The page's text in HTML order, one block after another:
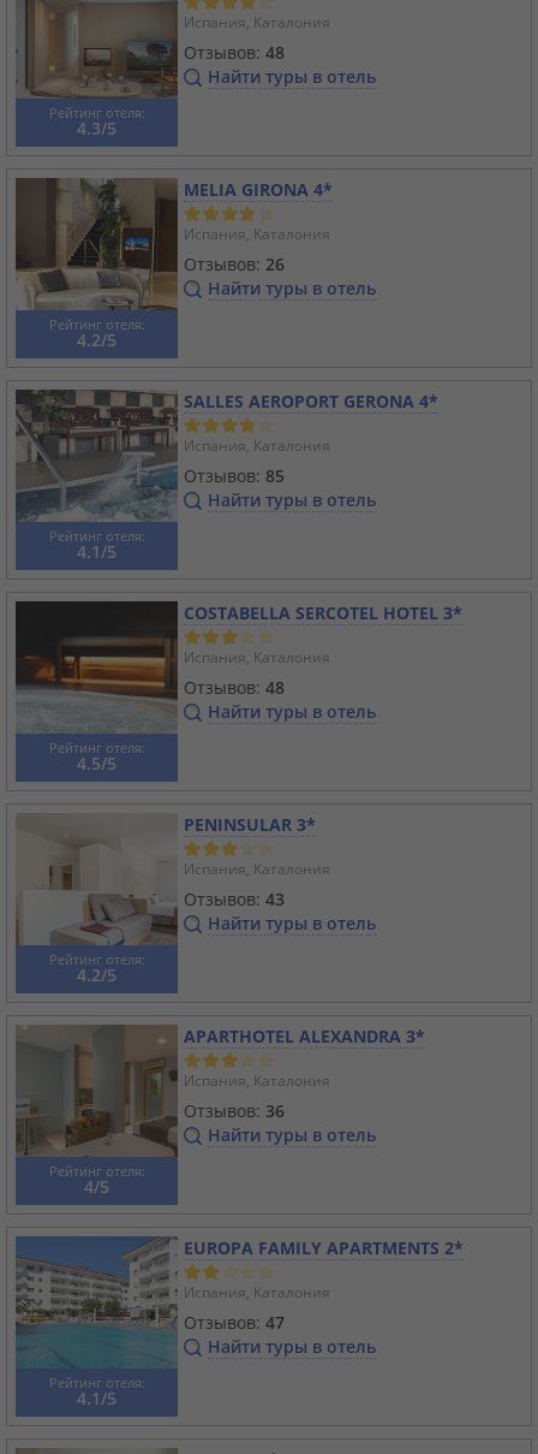
Рейтинг отеля:
4.3/5
Испания, Каталония
Отзывов: 48
Найти туры в отель
Рейтинг отеля:
4.2/5
MELIA GIRONA 4*
Испания, Каталония
Отзывов: 26
Найти туры в отель
Рейтинг отеля:
4.1/5
SALLES AEROPORT GERONA 4*
Испания, Каталония
Отзывов: 85
Найти туры в отель
Рейтинг отеля:
4.5/5
COSTABELLA SERCOTEL HOTEL 3*
Испания, Каталония
Отзывов: 48
Найти туры в отель
Рейтинг отеля:
4.2/5
PENINSULAR 3*
Испания, Каталония
Отзывов: 43
Найти туры в отель
Рейтинг отеля:
4/5
APARTHOTEL ALEXANDRA 3*
Испания, Каталония
Отзывов: 36
Найти туры в отель
Рейтинг отеля:
4.1/5
EUROPA FAMILY APARTMENTS 2*
Испания, Каталония
Отзывов: 47
Найти туры в отель